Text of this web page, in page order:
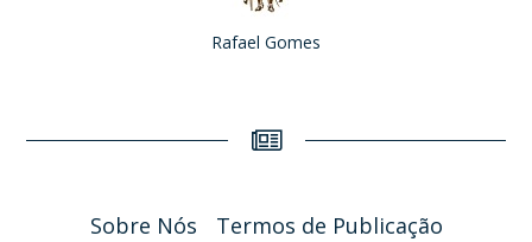
Rafael Gomes
Sobre Nós Termos de Publicação